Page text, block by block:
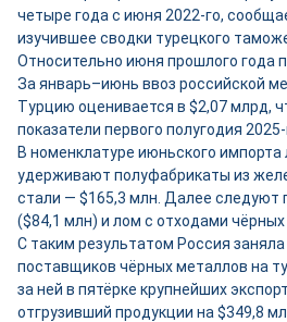
четыре года с июня 2022-го,
изучившее сводки турецкого
Относительно июня прошлого года
За январь–июнь ввоз российской
Турцию оценивается в $2,07 млрд,
показатели первого полугодия 2025-
В номенклатуре июньского
удерживают полуфабрикаты из
стали — $165,3 млн. Далее следуют
($84,1 млн) и лом с отходами
С таким результатом Россия
поставщиков чёрных металлов на
за ней в пятёрке крупнейших
отгрузивший продукции на $349,8